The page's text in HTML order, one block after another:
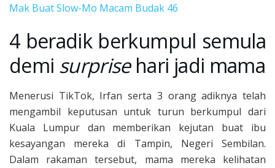
Mak Buat Slow-Mo Macam Budak 46
4 beradik berkumpul semula
demi surprisehari jadi mama
Menerusi TikTok, Irfan serta 3 orang adiknya telah
mengambil keputusan untuk turun berkumpul dari
Kuala Lumpur dan memberikan kejutan buat ibu
kesayangan mereka di Tampin, Negeri Sembilan.
Dalam rakaman tersebut, mama mereka kelihatan